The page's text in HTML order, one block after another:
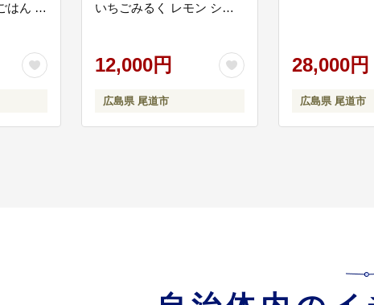
サイクリストの聖地である「瀬戸内しまなみ海道」の更なる
等に活用します。 観光行事開催事業／観光振興事業など
すべての子どもが健やかに育つための環境を充実する事業に
はん 広
いちごみるく レモン シャ
チジク 広島 尾道】
12,000円
広島県 尾道市
28,000円
広島県 尾道市